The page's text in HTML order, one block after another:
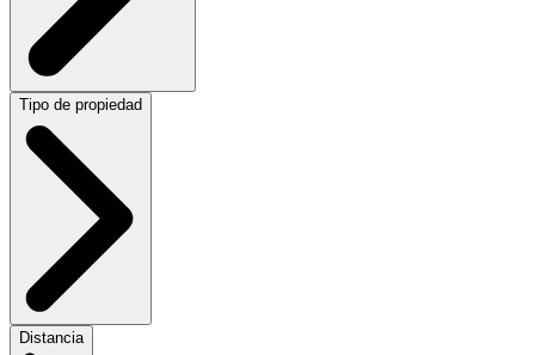
Tipo de propiedad
Distancia